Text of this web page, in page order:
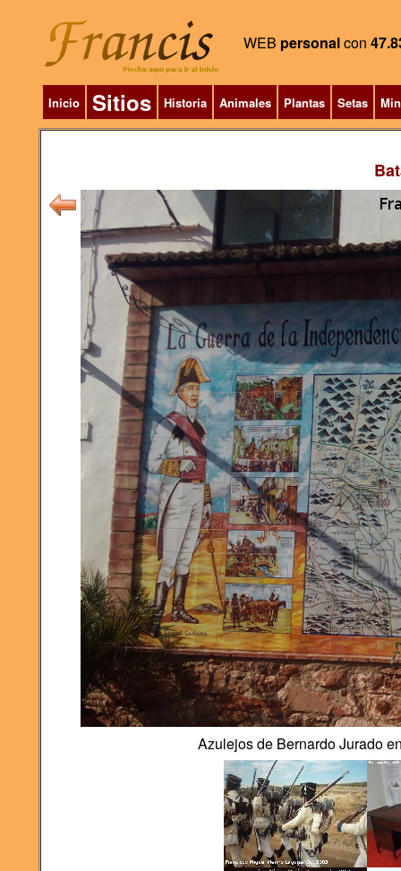
WEB personalcon
Inicio Sitios Historia Animales Plantas Setas
Azulejos de Bernardo Jurado